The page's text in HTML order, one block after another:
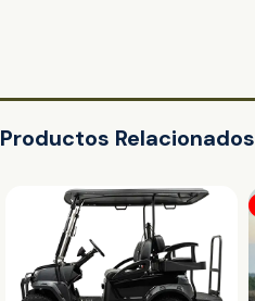
Productos Relacionados